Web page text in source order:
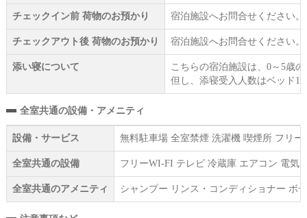
チェックイン前 荷物のお預かり 宿泊施設へお問合せください。
チェックアウト後 荷物のお預かり 宿泊施設へお問合せください。
添い寝について
こちらの宿泊施設は、0～5歳
但し、添寝受入人数はベッド1
全室共通の設備・アメニティ
設備・サービス 無料駐車場 全室禁煙 洗濯機 喫煙所 フリ
全室共通の設備 フリーWI‐FI テレビ 冷蔵庫 エアコン 電気
全室共通のアメニティ シャンプー リンス・コンディショナー ボ